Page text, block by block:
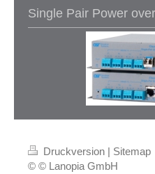
Single Pair Power
Druckversion | Sitemap
© © Lanopia GmbH